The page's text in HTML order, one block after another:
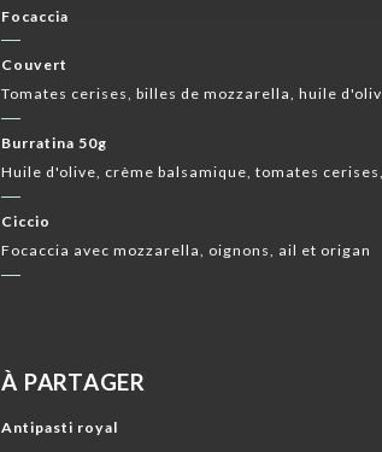
Focaccia
Couvert
Tomates cerises, billes de mozzarella, huile
Burratina 50g
Huile d'olive, crème balsamique, tomates
Ciccio
Focaccia avec mozzarella, oignons, ail et origan
À PARTAGER
Antipasti royal